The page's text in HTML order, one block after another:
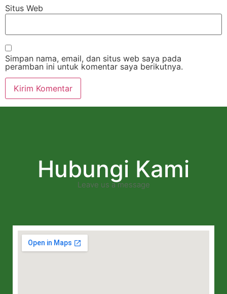
Situs Web
Simpan nama, email, dan situs web saya pada
peramban ini untuk komentar saya berikutnya.
Hubungi Kami
Leave us a message